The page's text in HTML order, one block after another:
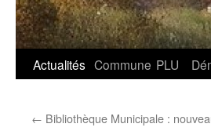
Aller
contenu
Actualités Commune PLU
← Bibliothèque Municipale :